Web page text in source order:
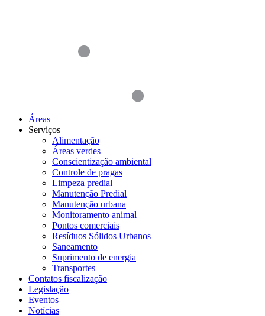
Áreas
Serviços
Alimentação
Áreas verdes
Conscientização ambiental
Controle de pragas
Limpeza predial
Manutenção Predial
Manutenção urbana
Monitoramento animal
Pontos comerciais
Resíduos Sólidos Urbanos
Saneamento
Suprimento de energia
Transportes
Contatos fiscalização
Legislação
Eventos
Notícias